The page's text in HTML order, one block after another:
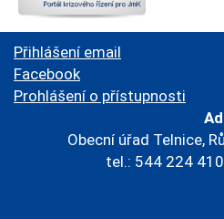
Přihlášení email
Facebook
Prohlášení o přístupnosti
Obecní úřad Telnice,
tel.: 544 224